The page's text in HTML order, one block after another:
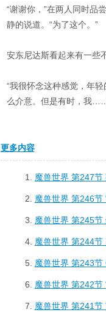
“谢谢你，”在两人同时品
静的说道。“为了这个。”
安东尼达斯看起来有一些
“我很怀念这种感觉，年
么介意。但是有时，我
更多内容
1. 魔兽世界 第247
2. 魔兽世界 第246节
3. 魔兽世界 第245
4. 魔兽世界 第244节
5. 魔兽世界 第243
6. 魔兽世界 第242节
7. 魔兽世界 第241节